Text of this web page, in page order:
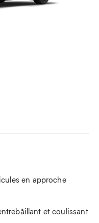
en approche
et coulissant